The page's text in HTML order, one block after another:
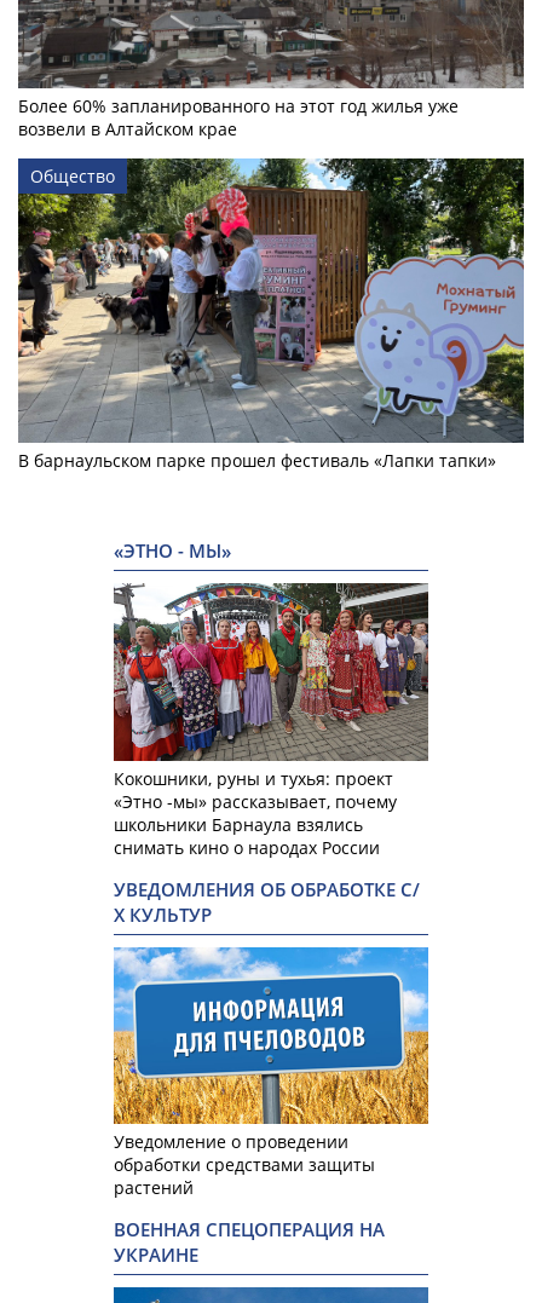
Более 60% запланированного на этот год жилья уже
возвели в Алтайском крае
Общество
В барнаульском парке прошел фестиваль «Лапки тапки»
«ЭТНО - МЫ»
Кокошники, руны и тухья: проект
«Этно -мы» рассказывает, почему
школьники Барнаула взялись
снимать кино о народах России
УВЕДОМЛЕНИЯ ОБ ОБРАБОТКЕ С/
Х КУЛЬТУР
Уведомление о проведении
обработки средствами защиты
растений
ВОЕННАЯ СПЕЦОПЕРАЦИЯ НА
УКРАИНЕ